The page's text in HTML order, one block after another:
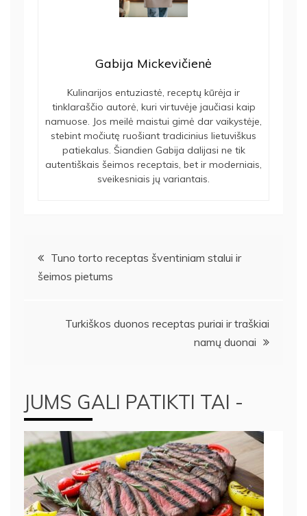
Gabija Mickevičienė
Kulinarijos entuziastė, receptų kūrėja ir
tinklaraščio autorė, kuri virtuvėje jaučiasi kaip
namuose. Jos meilė maistui gimė dar vaikystėje,
stebint močiutę ruošiant tradicinius lietuviškus
patiekalus. Šiandien Gabija dalijasi ne tik
autentiškais šeimos receptais, bet ir moderniais,
sveikesniais jų variantais.
Navigacija
tarp
įrašų
Tuno torto receptas šventiniam stalui ir
šeimos pietums
Turkiškos duonos receptas puriai ir traškiai
namų duonai
JUMS GALI PATIKTI TAI -